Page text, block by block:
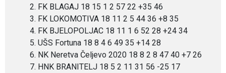
2. FK BLAGAJ 18 15 1 2 57 22 +35 46
3. FK LOKOMOTIVA 18 11 2 5 44 36 +8 35
4. FK BJELOPOLJAC 18 11 1 6 52 28 +24 34
5. UŠS Fortuna 18 8 4 6 49 35 +14 28
6. NK Neretva Čeljevo 2020 18 8 2 8 47 40 +7 26
7. HNK BRANITELJ 18 5 2 11 31 56 -25 17